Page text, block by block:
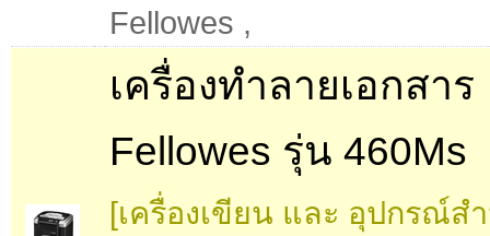
Fellowes ,
เครื่องทำลายเอกสาร
Fellowes รุ่น 460Ms
[เครื่องเขียน และ อุปกรณ์ส